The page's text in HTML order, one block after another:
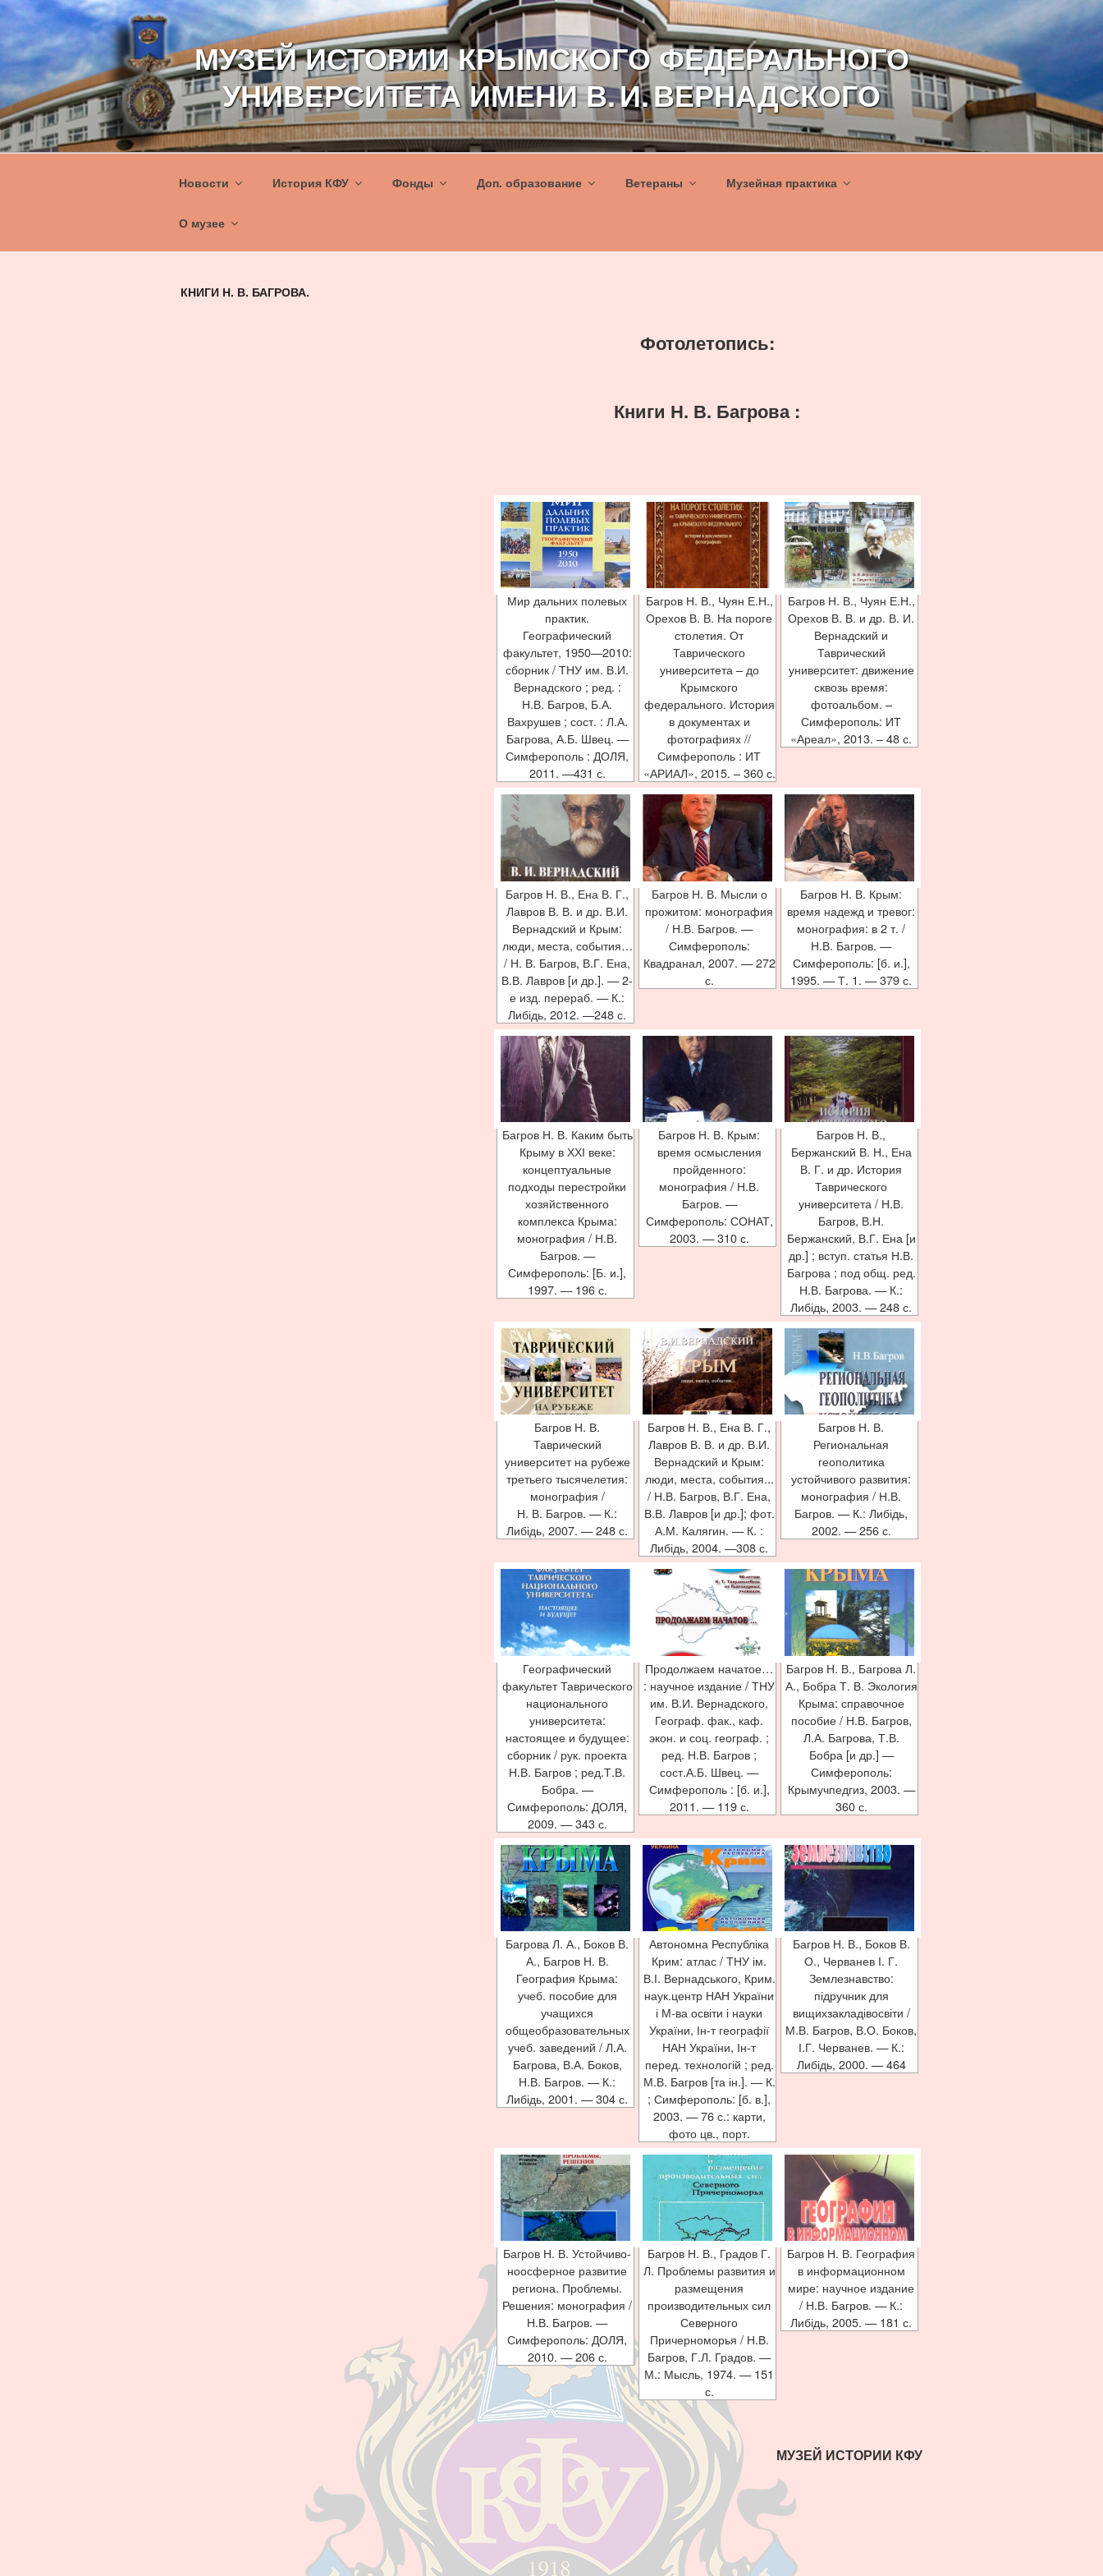
Перейти
содержимому
МУЗЕЙ ИСТОРИИ КРЫМСКОГО ФЕДЕРАЛЬНОГО
УНИВЕРСИТЕТА ИМЕНИ В. И. ВЕРНАДСКОГО
Новости История КФУ Фонды Доп. образование Ветераны Музейная практика
О музее
КНИГИ Н. В. БАГРОВА.
Фотолетопись:
Книги Н. В. Багрова :
Мир дальних полевых
практик.
Географический
факультет, 1950—2010:
сборник / ТНУ им. В.И.
Вернадского ; ред. :
Н.В. Багров, Б.А.
Вахрушев ; сост. : Л.А.
Багрова, А.Б. Швец. —
Симферополь : ДОЛЯ,
2011. —431 с.
Багров Н. В., Чуян Е.Н.,
Орехов В. В. На пороге
столетия. От
Таврического
университета – до
Крымского
федерального. История
в документах и
фотографиях //
Симферополь : ИТ
«АРИАЛ», 2015. – 360 с.
Багров Н. В., Чуян Е.Н.,
Орехов В. В. и др. В. И.
Вернадский и
Таврический
университет: движение
сквозь время:
фотоальбом. –
Симферополь: ИТ
«Ареал», 2013. – 48 с.
Багров Н. В., Ена В. Г.,
Лавров В. В. и др. В.И.
Вернадский и Крым:
люди, места, события…
/ Н. В. Багров, В.Г. Ена,
В.В. Лавров [и др.]. — 2-
е изд. перераб. — К.:
Либідь, 2012. —248 с.
Багров Н. В. Мысли о
прожитом: монография
/ Н.В. Багров. —
Симферополь:
Квадранал, 2007. — 272
с.
Багров Н. В. Крым:
время надежд и тревог:
монография: в 2 т. /
Н.В. Багров. —
Симферополь: [б. и.],
1995. — Т. 1. — 379 с.
Багров Н. В. Каким быть
Крыму в ХХІ веке:
концептуальные
подходы перестройки
хозяйственного
комплекса Крыма:
монография / Н.В.
Багров. —
Симферополь: [Б. и.],
1997. — 196 с.
Багров Н. В. Крым:
время осмысления
пройденного:
монография / Н.В.
Багров. —
Симферополь: СОНАТ,
2003. — 310 с.
Багров Н. В.,
Бержанский В. Н., Ена
В. Г. и др. История
Таврического
университета / Н.В.
Багров, В.Н.
Бержанский, В.Г. Ена [и
др.] ; вступ. статья Н.В.
Багрова ; под общ. ред.
Н.В. Багрова. — К.:
Либідь, 2003. — 248 с.
Багров Н. В.
Таврический
университет на рубеже
третьего тысячелетия:
монография /
Н. В. Багров. — К.:
Либідь, 2007. — 248 с.
Багров Н. В., Ена В. Г.,
Лавров В. В. и др. В.И.
Вернадский и Крым:
люди, места, события...
/ Н.В. Багров, В.Г. Ена,
В.В. Лавров [и др.]; фот.
А.М. Калягин. — К. :
Либідь, 2004. —308 с.
Багров Н. В.
Региональная
геополитика
устойчивого развития:
монография / Н.В.
Багров. — К.: Либідь,
2002. — 256 с.
Географический
факультет Таврического
национального
университета:
настоящее и будущее:
сборник / рук. проекта
Н.В. Багров ; ред.Т.В.
Бобра. —
Симферополь: ДОЛЯ,
2009. — 343 с.
Продолжаем начатое…
: научное издание / ТНУ
им. В.И. Вернадского,
Географ. фак., каф.
экон. и соц. географ. ;
ред. Н.В. Багров ;
сост.А.Б. Швец. —
Симферополь : [б. и.],
2011. — 119 с.
Багров Н. В., Багрова Л.
А., Бобра Т. В. Экология
Крыма: справочное
пособие / Н.В. Багров,
Л.А. Багрова, Т.В.
Бобра [и др.] —
Симферополь:
Крымучпедгиз, 2003. —
360 с.
Багрова Л. А., Боков В.
А., Багров Н. В.
География Крыма:
учеб. пособие для
учащихся
общеобразовательных
учеб. заведений / Л.А.
Багрова, В.А. Боков,
Н.В. Багров. — К.:
Либідь, 2001. — 304 с.
Автономна Республіка
Крим: атлас / ТНУ ім.
В.І. Вернадського, Крим.
наук.центр НАН України
і М-ва освіти і науки
України, Ін-т географії
НАН України, Ін-т
перед. технологій ; ред.
М.В. Багров [та ін.]. — К.
; Симферополь: [б. в.],
2003. — 76 с.: карти,
фото цв., порт.
Багров Н. В., Боков В.
О., Черванев І. Г.
Землезнавство:
підручник для
вищихзакладівосвіти /
М.В. Багров, В.О. Боков,
І.Г. Черванев. — К.:
Либідь, 2000. — 464
Багров Н. В. Устойчиво-
ноосферное развитие
региона. Проблемы.
Решения: монография /
Н.В. Багров. —
Симферополь: ДОЛЯ,
2010. — 206 с.
Багров Н. В., Градов Г.
Л. Проблемы развития и
размещения
производительных сил
Северного
Причерноморья / Н.В.
Багров, Г.Л. Градов. —
М.: Мысль, 1974. — 151
с.
Багров Н. В. География
в информационном
мире: научное издание
/ Н.В. Багров. — К.:
Либідь, 2005. — 181 с.
МУЗЕЙ ИСТОРИИ КФУ